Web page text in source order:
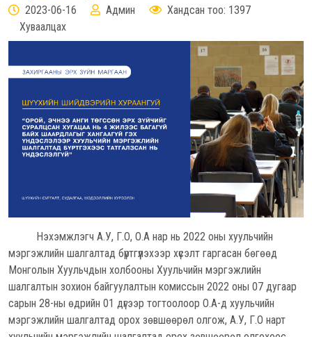
2023-06-16 Админ
Хандсан тоо: 1397
Хуваалцах
Нэхэмжлэгч А.У, Г.О, О.А нар нь 2022 оны хуульчийн
мэргэжлийн шалгалтад бүртгүүлэхээр хүсэлт гаргасан бөгөөд
Монголын Хуульчдын холбооны Хуульчийн мэргэжлийн
шалгалтын зохион байгуулалтын комиссын 2022 оны 07 дугаар
сарын 28-ны өдрийн 01 дүгээр тогтоолоор О.А-д хуульчийн
мэргэжлийн шалгалтад орох зөвшөөрөл олгож, А.У, Г.О нарт